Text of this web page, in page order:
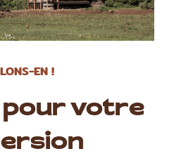
EN !
pour votre